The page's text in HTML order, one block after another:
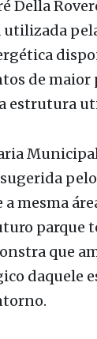
as
Della
estrutura
mesma
parque
que